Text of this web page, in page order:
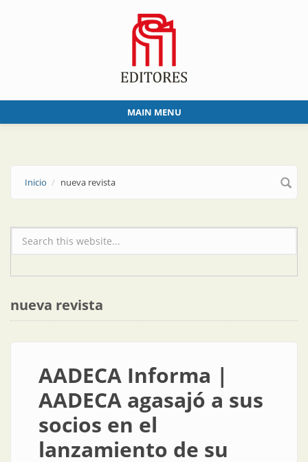
MAIN MENU
Inicio nueva revista
Formulario de búsqueda
nueva revista
AADECA Informa |
AADECA agasajó a sus
socios en el
lanzamiento de su